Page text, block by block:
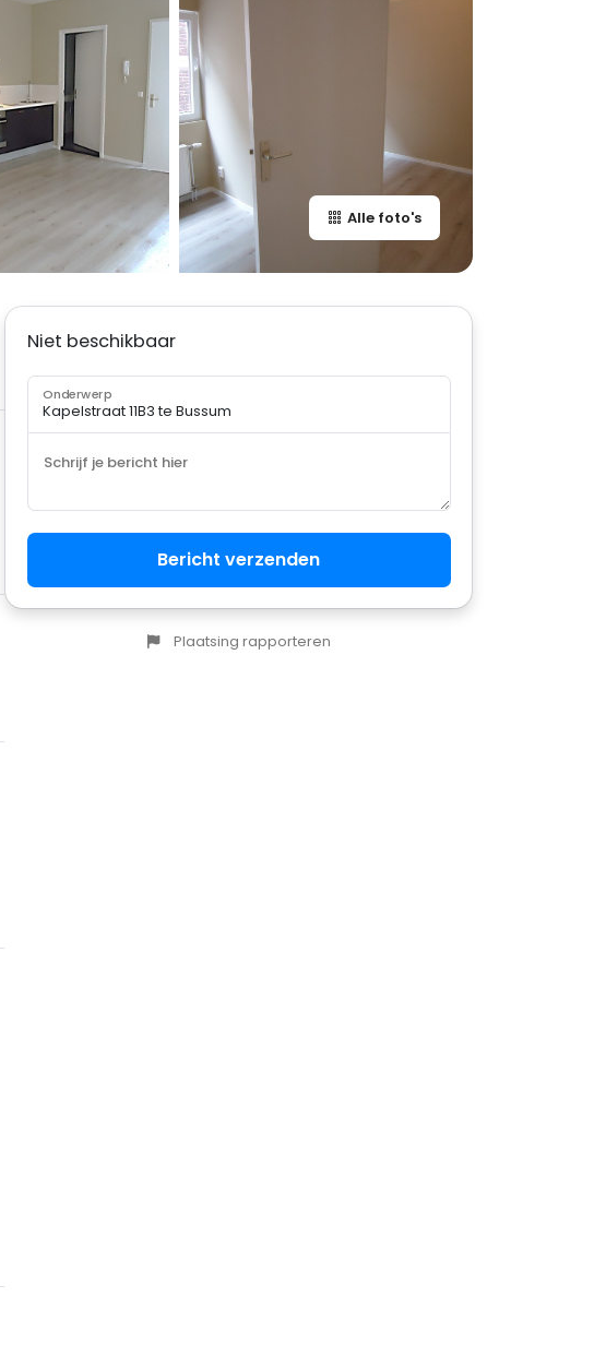
Alle foto's
Niet beschikbaar
Onderwerp
Schrijf je bericht hier
Bericht verzenden
Plaatsing rapporteren